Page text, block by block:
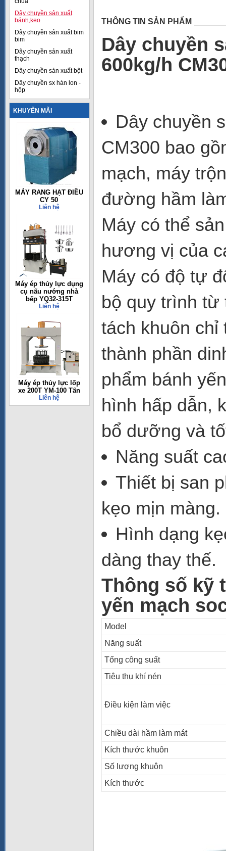
Dây chuyền sản xuất
bánh,kẹo
Dây chuyền sản xuất bim
bim
Dây chuyền sản xuất
thạch
Dây chuyền sản xuất bột
Dây chuyền sx hàn lon -
hộp
KHUYẾN MÃI
MÁY RANG HẠT ĐIỀU
CY 50
Liên hệ
Máy ép thủy lực dụng
cụ nấu nướng nhà
bếp YQ32-315T
Liên hệ
Máy ép thủy lực lốp
xe 200T YM-100 Tấn
Liên hệ
THÔNG TIN SẢN PHẨM
Dây chuyền
600kg/h
Dây chuyền
CM300 bao
mạch, máy
đường hầm
Máy có thể
hương vị của
Máy có độ tự
bộ quy trình từ
tách khuôn chỉ
thành phần
phẩm bánh
hình hấp dẫn,
bổ dưỡng và
Năng suất
Thiết bị san
kẹo mịn màng.
Hình dạng
dàng thay thế.
Thông số kỹ
yến mạch
Model
Năng suất
Tổng công suất
Tiêu thụ khí nén
Điều kiện làm việc
Chiều dài hầm làm mát
Kích thước khuôn
Số lượng khuôn
Kích thước